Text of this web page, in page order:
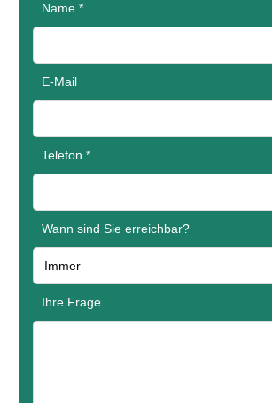
Name *
E-Mail
Telefon *
Wann sind Sie erreichbar?
Ihre Frage